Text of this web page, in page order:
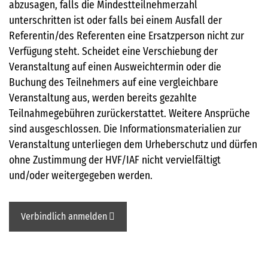
abzusagen, falls die Mindestteilnehmerzahl
unterschritten ist oder falls bei einem Ausfall der
Referentin/des Referenten eine Ersatzperson nicht zur
Verfügung steht. Scheidet eine Verschiebung der
Veranstaltung auf einen Ausweichtermin oder die
Buchung des Teilnehmers auf eine vergleichbare
Veranstaltung aus, werden bereits gezahlte
Teilnahmegebühren zurückerstattet. Weitere Ansprüche
sind ausgeschlossen. Die Informationsmaterialien zur
Veranstaltung unterliegen dem Urheberschutz und dürfen
ohne Zustimmung der HVF/IAF nicht vervielfältigt
und/oder weitergegeben werden.
Verbindlich anmelden